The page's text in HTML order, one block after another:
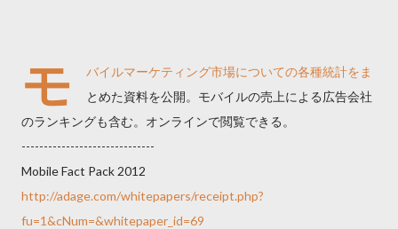
モ
バイルマーケティング市場についての各種統計をま
とめた資料を公開。モバイルの売上による広告会社
のランキングも含む。オンラインで閲覧できる。
------------------------------
Mobile Fact Pack 2012
http://adage.com/whitepapers/receipt.php?
fu=1&cNum=&whitepaper_id=69